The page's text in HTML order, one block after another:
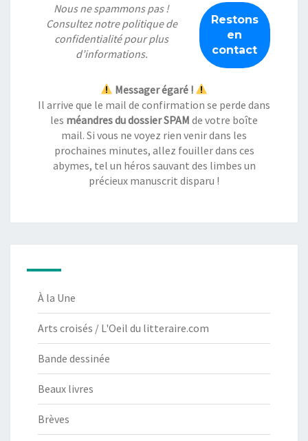
Nous ne spammons pas !
Consultez notrepolitique de
confidentialitépour plus
d’informations.
Messager égaré !
Il arrive que le mail de confirmation se perde dans
les méandres du dossier SPAM de votre boîte
mail. Si vous ne voyez rien venir dans les
prochaines minutes, allez fouiller dans ces
abymes, tel un héros sauvant des limbes un
précieux manuscrit disparu !
À la Une
Arts croisés / L'Oeil du litteraire.com
Bande dessinée
Beaux livres
Brèves